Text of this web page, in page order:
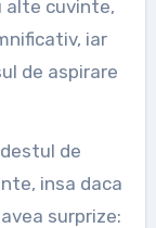
alte cuvinte,
iar
de aspirare
de
insa daca
surprize: